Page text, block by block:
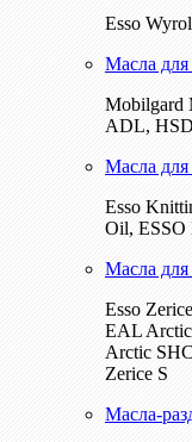
Esso
Масла для
Mobilgard
ADL, HSD
Масла для
Esso
Oil,
Масла для
Esso
EAL
Arctic
Zerice S
Масла-